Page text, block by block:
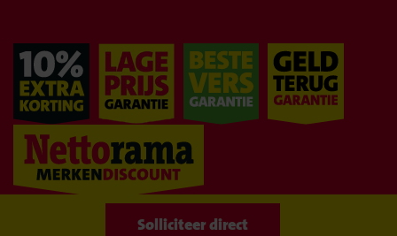
Naar overzicht
Solliciteer directSolliciteer direct
WIJ BLIJVENGOEDKOOP!